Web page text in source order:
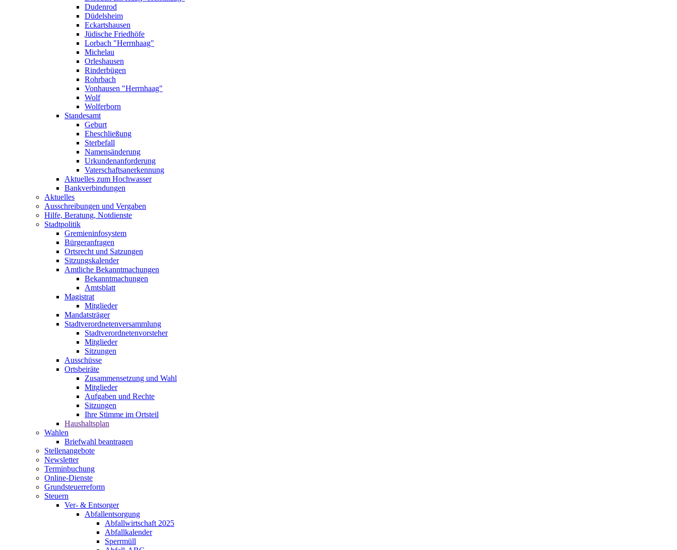
Dudenrod
Düdelsheim
Eckartshausen
Jüdische Friedhöfe
Lorbach "Herrnhaag"
Michelau
Orleshausen
Rinderbügen
Rohrbach
Vonhausen "Herrnhaag"
Wolf
Wolferborn
Standesamt
Geburt
Eheschließung
Sterbefall
Namensänderung
Urkundenanforderung
Vaterschaftsanerkennung
Aktuelles zum Hochwasser
Bankverbindungen
Aktuelles
Ausschreibungen und Vergaben
Hilfe, Beratung, Notdienste
Stadtpolitik
Gremieninfosystem
Bürgeranfragen
Ortsrecht und Satzungen
Sitzungskalender
Amtliche Bekanntmachungen
Bekanntmachungen
Amtsblatt
Magistrat
Mitglieder
Mandatsträger
Stadtverordnetenversammlung
Stadtverordnetenvorsteher
Mitglieder
Sitzungen
Ausschüsse
Ortsbeiräte
Zusammensetzung und Wahl
Mitglieder
Aufgaben und Rechte
Sitzungen
Ihre Stimme im Ortsteil
Haushaltsplan
Wahlen
Briefwahl beantragen
Stellenangebote
Newsletter
Terminbuchung
Online-Dienste
Grundsteuerreform
Steuern
Ver- & Entsorger
Abfallentsorgung
Abfallwirtschaft 2025
Abfallkalender
Sperrmüll